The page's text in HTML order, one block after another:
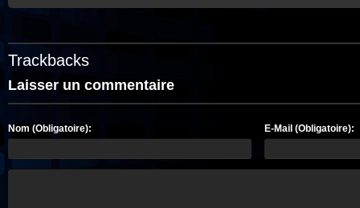
Trackbacks
Laisser un commentaire
Nom (Obligatoire): E-Mail (Obligatoire):